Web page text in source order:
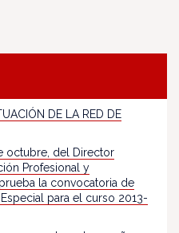
DE LA RED DE
octubre, del Director
Profesional y
la convocatoria de
para el curso 2013-